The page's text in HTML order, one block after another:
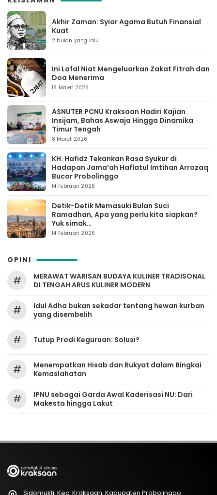
Akhir Zaman: Syiar Agama Butuh Finansial
Kuat
2 bulan yang lalu
Ini Lafal Niat Mengeluarkan Zakat Fitrah dan
Doa Menerima
18 Maret 2026
ASNUTER PCNU Kraksaan Hadiri Kajian
Insijam, Bahas Aswaja Hingga Dinamika
Timur Tengah
8 Maret 2026
KH. Hafidz Tekankan Rasa Syukur di
Hadapan Jama’ah Haflatul Imtihan Arrozaq
Bucor Probolinggo
14 Februari 2026
Detik-Detik Memasuki Bulan Suci
Ramadhan, Apa yang perlu kita siapkan?
Yuk simak…
14 Februari 2026
OPINI
#
MERAWAT WARISAN BUDAYA KULINER TRADISONAL
DI TENGAH ARUS KULINER MODERN
#
Idul Adha bukan sekadar tentang hewan kurban
yang disembelih
# Tutup Prodi Keguruan: Solusi?
#
Menempatkan Hisab dan Rukyat dalam Bingkai
Kemaslahatan
#
IPNU sebagai Garda Awal Kaderisasi NU: Dari
Makesta hingga Lakut
Sidomukti, Kec. Kraksaan, Kabupaten Probolinggo.